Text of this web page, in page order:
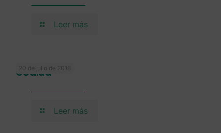
Leer más
20 de julio de 2018
eSalud
Leer más